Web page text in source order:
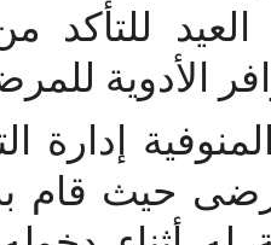
للتأكد من
الأدوية
إدارة
حيث قام بدفع